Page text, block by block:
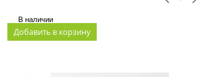
В наличии